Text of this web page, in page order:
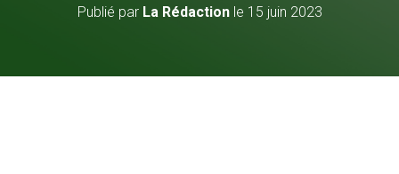
Publié par La Rédactionle 15 juin 2023